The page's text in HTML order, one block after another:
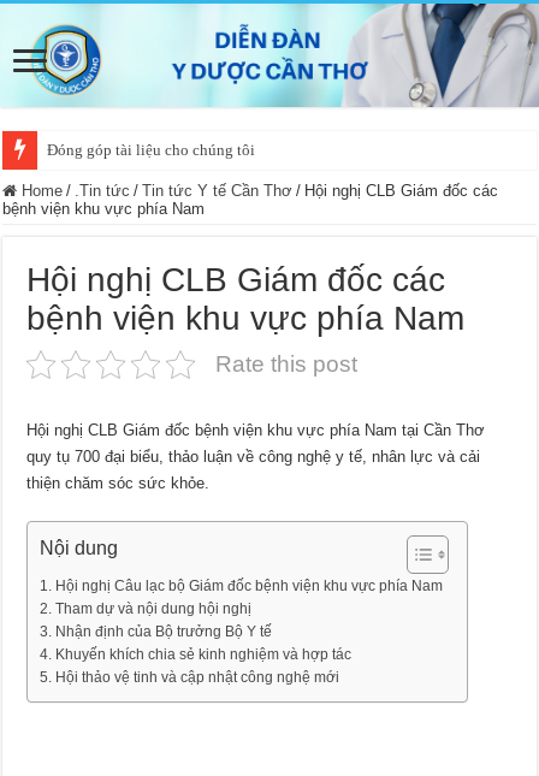
Đóng góp tài liệu cho chúng tôi
Home / .Tin tức / Tin tức Y tế Cần Thơ / Hội nghị CLB Giám đốc các
bệnh viện khu vực phía Nam
Hội nghị CLB Giám đốc các
bệnh viện khu vực phía Nam
Rate this post
Hội nghị CLB Giám đốc bệnh viện khu vực phía Nam tại Cần Thơ
quy tụ 700 đại biểu, thảo luận về công nghệ y tế, nhân lực và cải
thiện chăm sóc sức khỏe.
Nội dung
Hội nghị Câu lạc bộ Giám đốc bệnh viện khu vực phía Nam
Tham dự và nội dung hội nghị
Nhận định của Bộ trưởng Bộ Y tế
Khuyến khích chia sẻ kinh nghiệm và hợp tác
Hội thảo vệ tinh và cập nhật công nghệ mới